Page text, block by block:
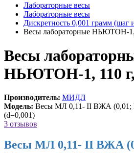
Лабораторные весы
Лабораторные весы
Дискретность 0,001 грамм (шаг
Весы лабораторные НЬЮТОН-1,
Весы
НЬЮТОН-1, 110 г,
Производитель: МИДЛ
Модель: Весы МЛ 0,11- II ВЖА (0,01;
(d=0,001)
3 отзывов
Весы МЛ 0,11- II ВЖА